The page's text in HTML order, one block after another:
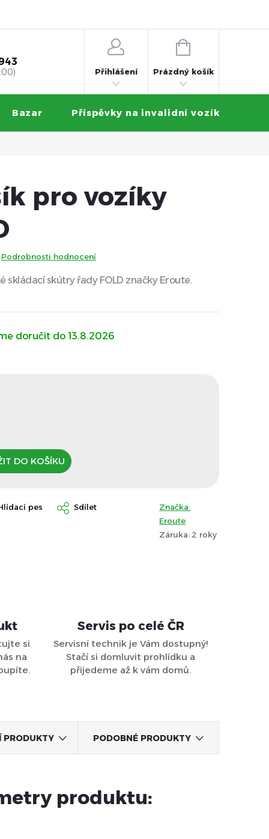
Přihlášení
NÁKUPNÍ
KOŠÍK
Prázdný košík
Bazar Příspěvky na invalidní vozík
pro vozíky
Podrobnosti hodnocení
skládací skútry řady FOLD značky Eroute.
13.8.2026
DO KOŠÍKU
pes Sdílet
Značka:
Eroute
Záruka: 2 roky
si
na
Servis po celé ČR
Servisní technik je Vám dostupný!
Stačí si domluvit prohlídku a
přijedeme až k vám domů.
PRODUKTY PODOBNÉ PRODUKTY
produktu: